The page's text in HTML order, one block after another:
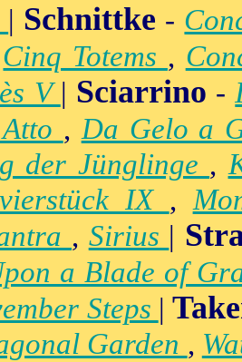
| Schnittke -
Cinq Totems ,
V| Sciarrino -
,Da Gelo a
der Jünglinge ,
IX ,
, Sirius |
a Blade of
Steps |
Garden ,